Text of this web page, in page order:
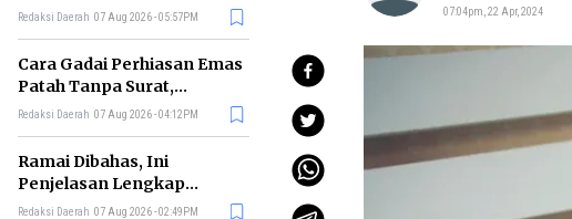
Kabinet Bayangan
Redaksi Daerah 07 Aug 2026 - 05:57PM
Cara Gadai Perhiasan Emas
Patah Tanpa Surat,
Ternyata Tetap Bisa!
Redaksi Daerah 07 Aug 2026 - 04:12PM
Ramai Dibahas, Ini
Penjelasan Lengkap
tentang Konsep Kabinet
Redaksi Daerah 07 Aug 2026 - 02:49PM
07:04pm, 22 Apr, 2024